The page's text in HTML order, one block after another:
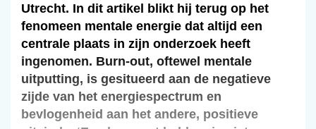
Utrecht. In dit artikel blikt hij terug op het
fenomeen mentale energie dat altijd een
centrale plaats in zijn onderzoek heeft
ingenomen. Burn-out, oftewel mentale
uitputting, is gesitueerd aan de negatieve
zijde van het energiespectrum en
bevlogenheid aan het andere, positieve